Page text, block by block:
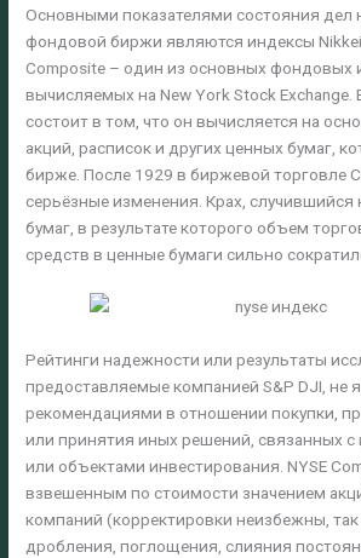
Основными показателями состояния дел
фондовой биржи являются индексы
Composite – один из основных фондовых
вычисляемых на New York Stock Exchange.
состоит в том, что он вычисляется на
акций, расписок и других ценных бумаг,
бирже. После 1929 в биржевой торговле
серьёзные изменения. Крах, случившийся
бумаг, в результате которого объем
средств в ценные бумаги сильно
Рейтинги надежности или результаты
предоставляемые компанией S&P DJI, не
рекомендациями в отношении покупки,
или принятия иных решений, связанных
или объектами инвестирования. NYSE
взвешенным по стоимости значением
компаний (корректировки неизбежны, так
дробления, поглощения, слияния